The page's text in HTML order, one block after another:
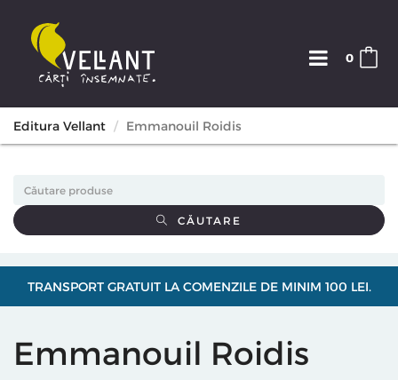
0
Editura Vellant Emmanouil Roidis
CĂUTARE
TRANSPORT GRATUIT LA COMENZILE DE MINIM 100 LEI.
Emmanouil Roidis